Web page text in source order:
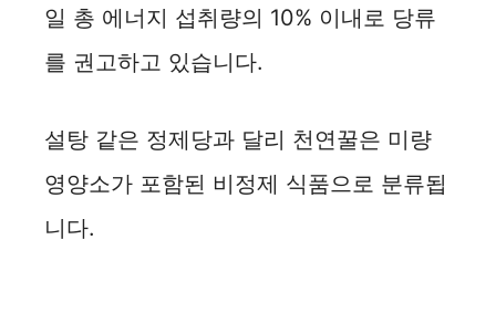
일 총 에너지 섭취량의 10% 이내로 당류
를 권고하고 있습니다.
설탕 같은 정제당과 달리 천연꿀은 미량
영양소가 포함된 비정제 식품으로 분류됩
니다.